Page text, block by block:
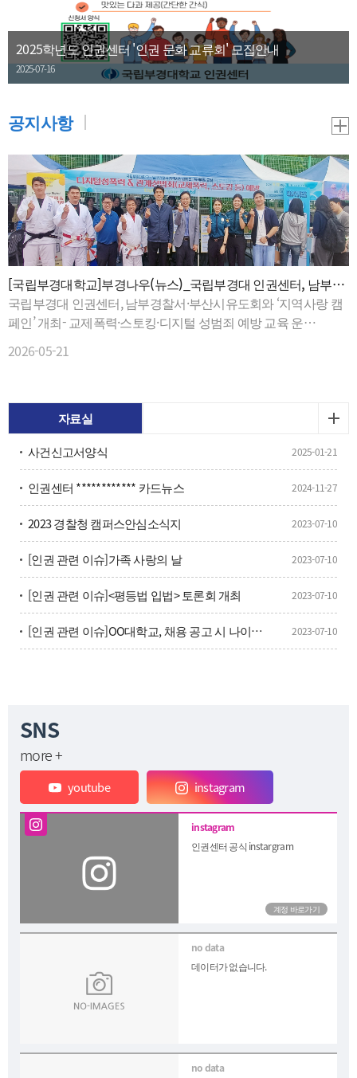
2025학년도 인권센터 '인권 문화 교류회' 모집안내
2025-07-16
공지사항
[국립부경대학교]부경나우(뉴스)_국립부경대 인권센터, 남부경
찰서·부산시유도회와 '지역사랑 캠페인' 개최
국립부경대 인권센터, 남부경찰서·부산시유도회와 ‘지역사랑 캠
페인’ 개최- 교제폭력·스토킹·디지털 성범죄 예방 교육 운
대학교 인권센터는 대학 축제 기간인 5월 12일부터 14일까지 사
했다.이번 캠페인은 최근 사회문제로 대두되고 있는 교제폭력·
스토킹 등 관계성 범죄와 ************·영상물 유포 등 디지털 성범
죄에 대한 경각심을 높이고, 대학과 지역사회가 협력하는 범죄예
방 안전망을 구축하기 위해 마련됐다.행사 기간 국립부경대 대운
동장에서 체험형 홍보 부스와 ‘폭력예방 교실’이 운영됐다. 남부
경찰서 경찰관과 국립부경대 인권센터 전문 상담원, 대학생 인권
내하고 예방 교육을 실시했다. 부산시유도회는 여대생들을 대상
으로 생활 호신술 체험 프로그램을 운영했다.이번 캠페인에는 재
학생뿐 아니라 인근 지역 주민들도 참여했으며, 참가자 대상 폭
력 예방 퀴즈와 교육용 기념품 제공 행사도 함께 진행됐다.국립부
경대 인권센터는 이번 캠페인 운영 결과와 대학생 인식 조사 내용
을 분석해 안전한 대학·지역사회 조성을 위한 폭력예방 프로그
램과 협력 활동을 확대해 나갈 계획이다.[출처]부경나우
2026-05-21
자료실
사건신고서양식
2025-01-21
인권센터 ************ 카드뉴스 2024-11-27
2023 경찰청 캠퍼스안심소식지 2023-07-10
[인권 관련 이슈]가족 사랑의 날 2023-07-10
[인권 관련 이슈]<평등법 입법> 토론회 개최 2023-07-10
[인권 관련 이슈]OO대학교, 채용 공고 시 나이제한 폐지, 인권위 권고 수용 2023-07-10
SNS
more +
youtube instagram
인권센터 공식 instargram
데이터가 없습니다.